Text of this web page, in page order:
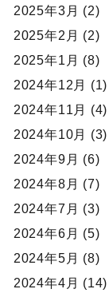
2025年3月 (2)
2025年2月 (2)
2025年1月 (8)
2024年12月 (1)
2024年11月 (4)
2024年10月 (3)
2024年9月 (6)
2024年8月 (7)
2024年7月 (3)
2024年6月 (5)
2024年5月 (8)
2024年4月 (14)